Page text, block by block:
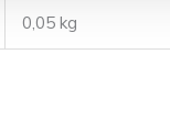
0,05 kg